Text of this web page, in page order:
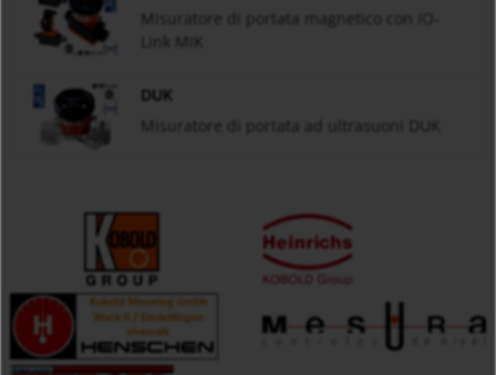
Misuratore di portata magnetico con IO-
Link MIK
DUK
Misuratore di portata ad ultrasuoni DUK